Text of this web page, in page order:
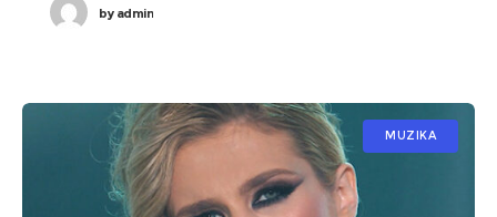
byadmin
MUZIKA